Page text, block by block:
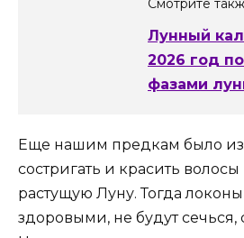
Смотрите
Лунный
2026 год
фазами
Еще нашим предкам было
состригать и красить
растущую Луну. Тогда
здоровыми, не будут сечься,